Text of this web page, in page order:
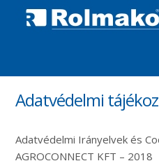
Adatvédelmi
Adatvédelmi Irányelvek és
AGROCONNECT KFT – 2018